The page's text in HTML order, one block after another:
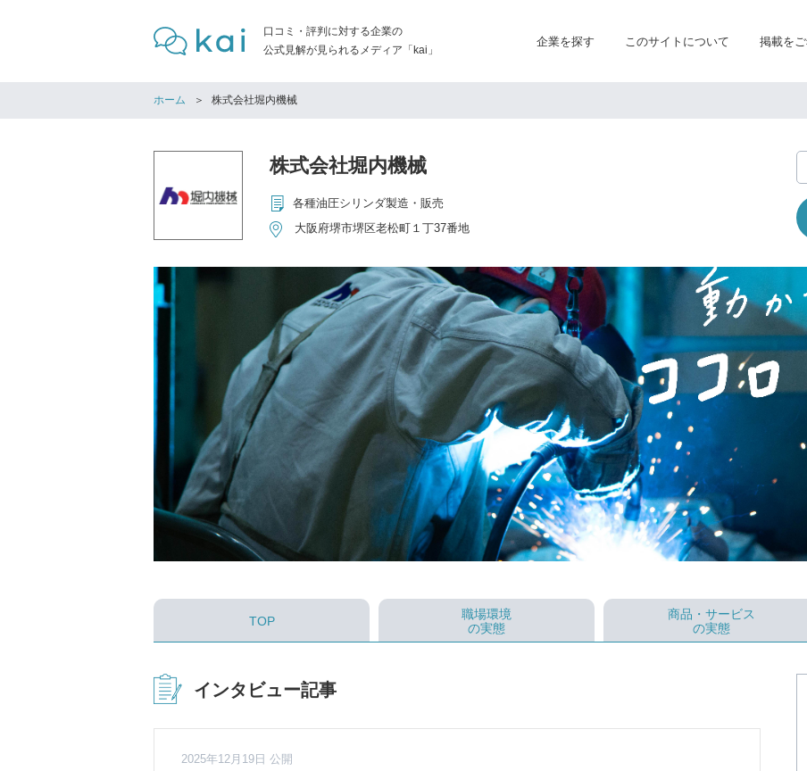
口コミ・評判に対する企業の
公式見解が見られるメディア「kai」
企業を探す このサイトについて 掲載を
ホーム 株式会社堀内機械
株式会社堀内機械
各種油圧シリンダ製造・販売
大阪府堺市堺区老松町１丁37番地
TOP
商品・サービス
の実態
職場環境
の実態
インタビュー記事
2025年12月19日 公開